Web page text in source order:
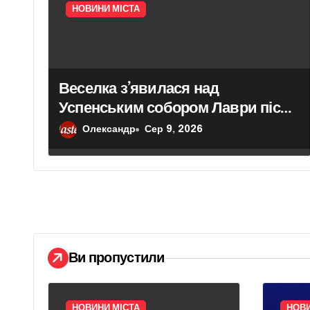
и
с
і
в
НОВИНИ МІСТА
Веселка з’явилася над
Успенським собором Лаври після
атаки дрона
Олександр Сер 9, 2026
Ви пропустили